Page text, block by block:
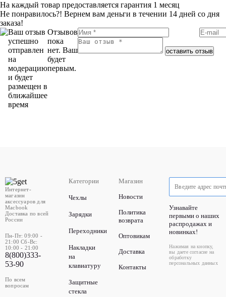
На каждый товар предоставляется гарантия 1 месяц
Не понравилось?! Вернем вам деньги в течении 14 дней со дня
заказа!
Ваш отзыв
успешно
отправлен
на
модерацию
и будет
размещен в
ближайшее
время
Отзывов
пока
нет. Ваш
будет
первым.
оставить отзыв
Интернет-
магазин
аксессуаров для
Macbook
Доставка по всей
России
Пн-Пт: 09:00 -
21:00 Сб-Вс:
10:00 - 21:00
8(800)333-
53-90
По всем
вопросам
Категории
Чехлы
Зарядки
Переходники
Накладки
на
клавиатуру
Защитные
стекла
Магазин
Новости
Политика
возврата
Оптовикам
Доставка
Контакты
Узнавайте
первыми о наших
распродажах и
новинках!
Нажимая на кнопку,
вы даете согласие на
обработку
персональных данных